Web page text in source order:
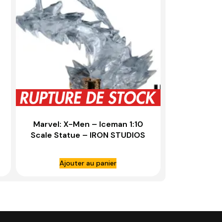
Marvel: X-Men – Iceman 1:10
Scale Statue – IRON STUDIOS
Ajouter au panier